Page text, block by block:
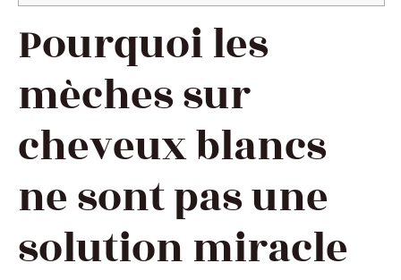
Pourquoi les
mèches sur
cheveux blancs
ne sont pas une
solution miracle